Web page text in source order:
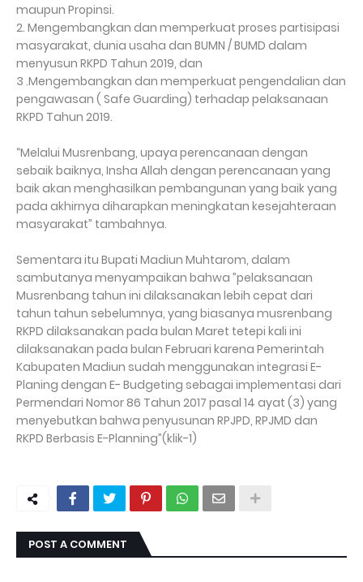
maupun Propinsi.
2. Mengembangkan dan memperkuat proses partisipasi
masyarakat, dunia usaha dan BUMN / BUMD dalam
menyusun RKPD Tahun 2019, dan
3 .Mengembangkan dan memperkuat pengendalian dan
pengawasan ( Safe Guarding) terhadap pelaksanaan
RKPD Tahun 2019.
“Melalui Musrenbang, upaya perencanaan dengan
sebaik baiknya, Insha Allah dengan perencanaan yang
baik akan menghasilkan pembangunan yang baik yang
pada akhirnya diharapkan meningkatan kesejahteraan
masyarakat” tambahnya.
Sementara itu Bupati Madiun Muhtarom, dalam
sambutanya menyampaikan bahwa ”pelaksanaan
Musrenbang tahun ini dilaksanakan lebih cepat dari
tahun tahun sebelumnya, yang biasanya musrenbang
RKPD dilaksanakan pada bulan Maret tetepi kali ini
dilaksanakan pada bulan Februari karena Pemerintah
Kabupaten Madiun sudah menggunakan integrasi E-
Planing dengan E- Budgeting sebagai implementasi dari
Permendari Nomor 86 Tahun 2017 pasal 14 ayat (3) yang
menyebutkan bahwa penyusunan RPJPD, RPJMD dan
RKPD Berbasis E-Planning”(klik-1)
POST A COMMENT